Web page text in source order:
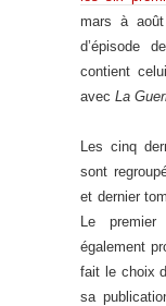
mars à
d’épisode de
contient
avec La
Les cinq
sont
et dernier
Le
également
fait le choix
sa